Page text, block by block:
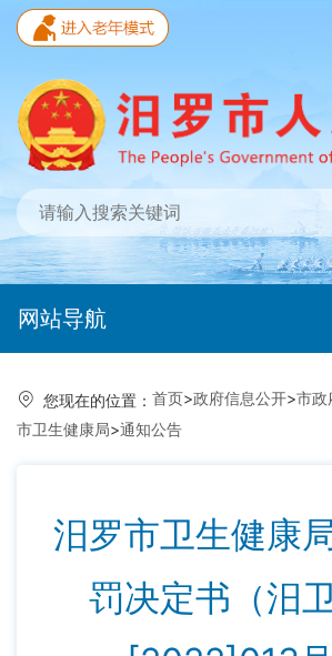
网站导航
您现在的位置： 首页>政府信息公开>市政
市卫生健康局>通知公告
汨罗市卫生健康
罚决定书（汨